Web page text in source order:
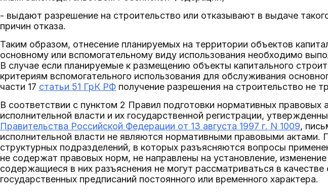
- выдают разрешение на строительство или отказывают в выдаче
причин отказа.
Таким образом, отнесение планируемых на территории объектов
основному или вспомогательному виду использования необходимо
В случае если планируемые к размещению объекты капитального
критериям вспомогательного использования для обслуживания
части 17 статьи 51 ГрК РФ получение разрешения на строительство не
В соответствии с пунктом 2 Правил подготовки нормативных правовых
исполнительной власти и их государственной регистрации,
Правительства Российской Федерации от 13 августа 1997 г. N 1009,
исполнительной власти не являются нормативными правовыми актами.
структурных подразделений, в которых разъясняются вопросы
не содержат правовых норм, не направлены на установление,
содержащиеся в них разъяснения не могут рассматриваться в
государственных предписаний постоянного или временного характера.